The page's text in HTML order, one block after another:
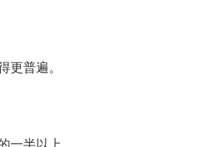
更普遍。
一半以上。